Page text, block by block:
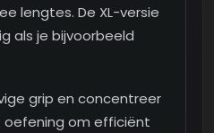
lengtes. De XL-versie
als je bijvoorbeeld
grip en concentreer
oefening om efficiënt